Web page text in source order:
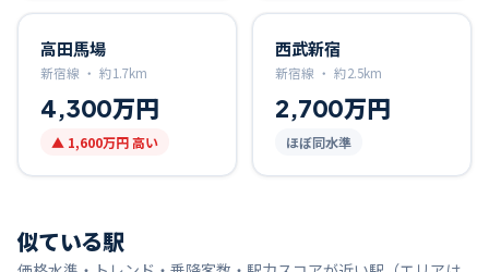
高田馬場
新宿線 ・ 約1.7km
4,300万円
▲ 1,600万円高い
西武新宿
新宿線 ・ 約2.5km
2,700万円
ほぼ同水準
似ている駅